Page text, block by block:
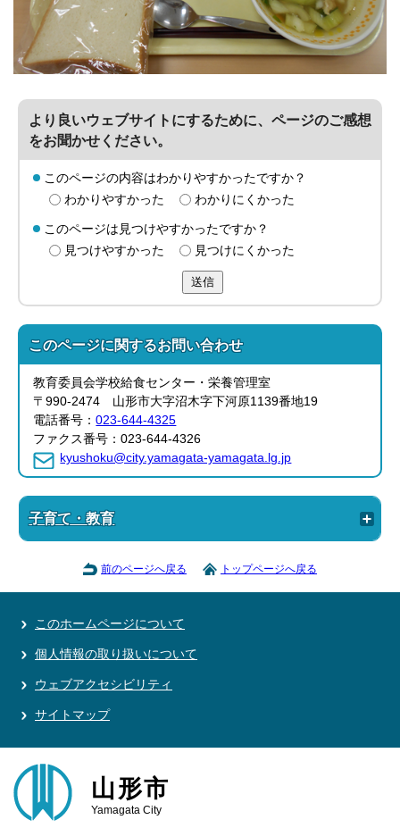
より良いウェブサイトにするために、ページのご感想
をお聞かせください。
このページの内容はわかりやすかったですか？
わかりやすかった
わかりにくかった
このページは見つけやすかったですか？
見つけやすかった
見つけにくかった
送信
このページに関するお問い合わせ
教育委員会学校給食センター・栄養管理室
〒990-2474 山形市大字沼木字下河原1139番地19
電話番号：023-644-4325
ファクス番号：023-644-4326
kyushoku@city.yamagata-yamagata.lg.jp
子育て・教育
前のページへ戻る トップページへ戻る
このホームページについて
個人情報の取り扱いについて
ウェブアクセシビリティ
サイトマップ
山形市
Yamagata City